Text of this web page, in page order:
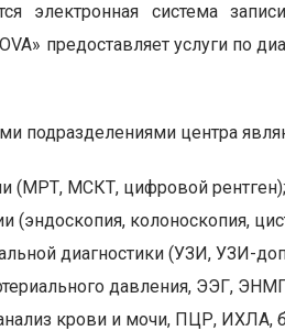
электронная система
предоставляет услуги по
подразделениями центра
(МРТ, МСКТ, цифровой
(эндоскопия, колоноскопия,
диагностики (УЗИ, УЗИ-
давления, ЭЭГ,
крови и мочи, ПЦР, ИХЛА,